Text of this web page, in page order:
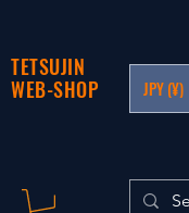
TETSUJIN
WEB-SHOP
JPY (¥)